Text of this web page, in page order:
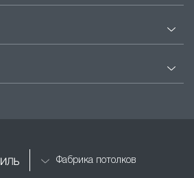
Фабрика потолков